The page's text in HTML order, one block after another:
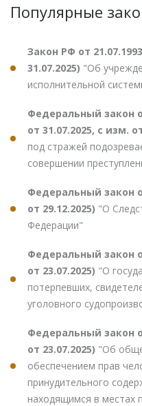
Популярные
Закон РФ от
31.07.2025) "Об
исполнительной
Федеральный закон
от 31.07.2025, с изм.
под стражей
совершении
Федеральный закон
от 29.12.2025) "О
Федерации"
Федеральный закон
от 23.07.2025) "О
потерпевших,
уголовного
Федеральный закон
от 23.07.2025) "Об
обеспечением прав
принудительного
находящимся в местах